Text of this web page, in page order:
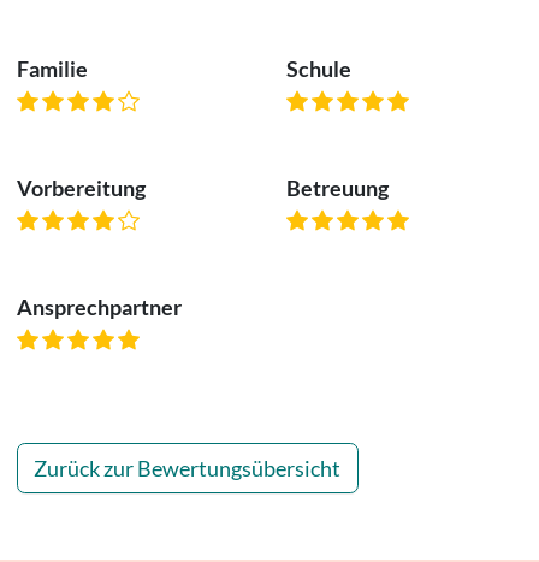
Familie Schule
Vorbereitung Betreuung
Ansprechpartner
Zurück zur Bewertungsübersicht